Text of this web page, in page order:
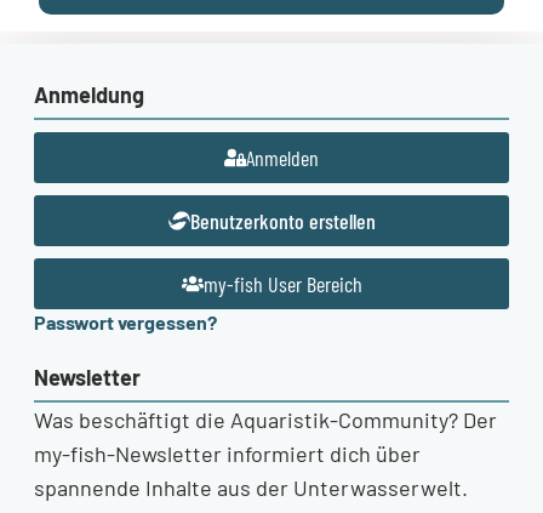
Anmeldung
Anmelden
Benutzerkonto erstellen
my-fish User Bereich
Passwort vergessen?
Newsletter
Was beschäftigt die Aquaristik-Community? Der
my-fish-Newsletter informiert dich über
spannende Inhalte aus der Unterwasserwelt.